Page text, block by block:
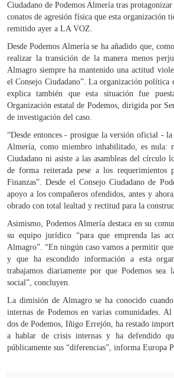
Ciudadano de Podemos Almería tras
conatos de agresión física que esta organización
remitido ayer a LA VOZ.
Desde Podemos Almería se ha añadido que,
realizar la transición de la manera menos
Almagro siempre ha mantenido una actitud
el Consejo Ciudadano”. La organización política
explica también que esta situación fue
Organización estatal de Podemos, dirigida por
de investigación del caso.
“Desde entonces - prosigue la versión oficial -
Almería, como miembro inhabilitado, es nula:
Ciudadano ni asiste a las asambleas del
de forma reiterada pese a los requerimientos
Finanzas”. Desde el Consejo Ciudadano de
apoyo a los compañeros ofendidos, antes y
obrado con total lealtad y rectitud para la
Asimismo, Podemos Almería destaca en su
su equipo jurídico “para que emprenda las
Almagro”. “En ningún caso vamos a permitir
y que ha escondido información a esta
trabajamos diariamente por que Podemos sea
social”, concluyen.
La dimisión de Almagro se ha conocido
internas de Podemos en varias comunidades.
dos de Podemos, Iñigo Errejón, ha restado
a hablar de crisis internas y ha defendido
públicamente sus “diferencias”, informa Europa